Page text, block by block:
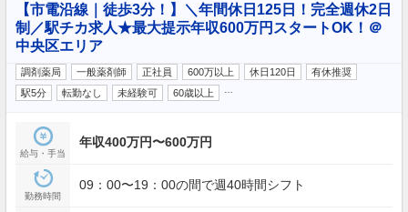
【市電沿線｜徒歩3分！】＼年間休日125日！完全週休2日
制／駅チカ求人★最大提示年収600万円スタートOK！＠
中央区エリア
調剤薬局 一般薬剤師 正社員 600万以上 休日120日
有休推奨
駅5分
転勤なし 未経験可 60歳以上
給与・手当
年収400万円〜600万円
勤務時間
09：00〜19：00の間で週40時間シフト